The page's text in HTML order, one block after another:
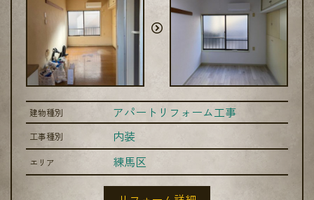
建物種別 アパートリフォーム工事
工事種別 内装
エリア 練馬区